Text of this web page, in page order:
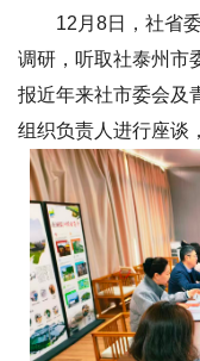
12月8日，社省
调研，听取社泰州市
报近年来社市委会及
组织负责人进行座谈